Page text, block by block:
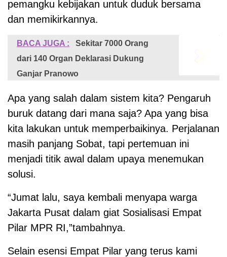
pemangku kebijakan untuk duduk bersama
dan memikirkannya.
BACA JUGA :
Sekitar 7000 Orang
dari 140 Organ Deklarasi Dukung
Ganjar Pranowo
Apa yang salah dalam sistem kita? Pengaruh
buruk datang dari mana saja? Apa yang bisa
kita lakukan untuk memperbaikinya. Perjalanan
masih panjang Sobat, tapi pertemuan ini
menjadi titik awal dalam upaya menemukan
solusi.
“Jumat lalu, saya kembali menyapa warga
Jakarta Pusat dalam giat Sosialisasi Empat
Pilar MPR RI,”tambahnya.
Selain esensi Empat Pilar yang terus kami